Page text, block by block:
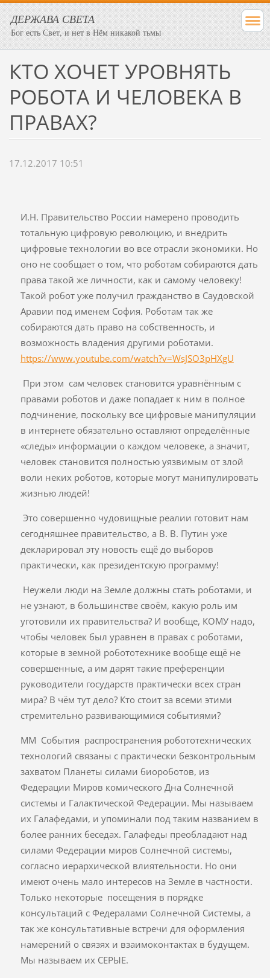
ДЕРЖАВА СВЕТА
Бог есть Свет, и нет в Нём никакой тьмы
​КТО ХОЧЕТ УРОВНЯТЬ
РОБОТА И ЧЕЛОВЕКА В
ПРАВАХ?
17.12.2017 10:51
И.Н. Правительство России намерено проводить
тотальную цифровую революцию, и внедрить
цифровые технологии во все отрасли экономики. Но
оно не сообщает о том, что роботам собираются дать
права такой же личности, как и самому человеку!
Такой робот уже получил гражданство в Саудовской
Аравии под именем София. Роботам так же
собираются дать право на собственность, и
возможность владения другими роботами.
https://www.youtube.com/watch?v=WsJSO3pHXgU
При этом сам человек становится уравнённым с
правами роботов и даже попадает к ним в полное
подчинение, поскольку все цифровые манипуляции
в интернете обязательно оставляют определённые
«следы» информации о каждом человеке, а значит,
человек становится полностью уязвимым от злой
воли неких роботов, которые могут манипулировать
жизнью людей!
Это совершенно чудовищные реалии готовит нам
сегодняшнее правительство, а В. В. Путин уже
декларировал эту новость ещё до выборов
практически, как президентскую программу!
Неужели люди на Земле должны стать роботами, и
не узнают, в большинстве своём, какую роль им
уготовили их правительства? И вообще, КОМУ надо,
чтобы человек был уравнен в правах с роботами,
которые в земной робототехнике вообще ещё не
совершенные, а им дарят такие преференции
руководители государств практически всех стран
мира? В чём тут дело? Кто стоит за всеми этими
стремительно развивающимися событиями?
ММ События распространения робототехнических
технологий связаны с практически безконтрольным
захватом Планеты силами биороботов, из
Федерации Миров комического Дна Солнечной
системы и Галактической Федерации. Мы называем
их Галафедами, и упоминали под таким названием в
более ранних беседах. Галафеды преобладают над
силами Федерации миров Солнечной системы,
согласно иерархической влиятельности. Но они
имеют очень мало интересов на Земле в частности.
Только некоторые посещения в порядке
консультаций с Федералами Солнечной Системы, а
так же консультативные встречи для оформления
намерений о связях и взаимоконтактах в будущем.
Мы называем их СЕРЫЕ.